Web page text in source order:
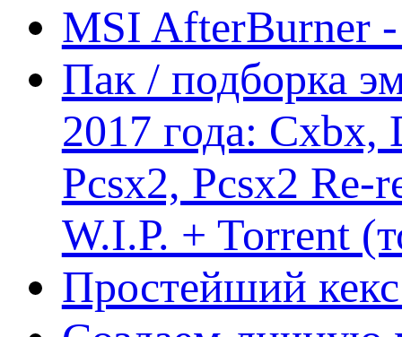
MSI AfterBurner
Пак / подборка
2017 года:
Pcsx2, Pcsx2
W.I.P. + Torrent
Простейший кекс